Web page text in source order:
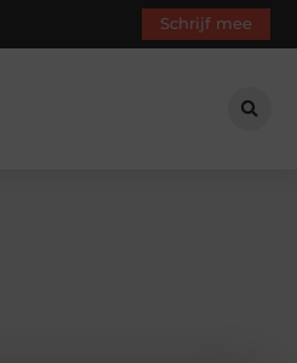
Schrijf mee